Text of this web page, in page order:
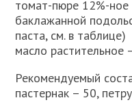
томат-пюре 12%-
баклажанной
паста, см. в таблице)
масло
Рекомендуемый
пастернак – 50,